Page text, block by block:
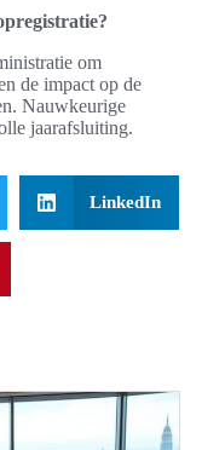
om
de impact op de
Nauwkeurige
jaarafsluiting.
LinkedIn